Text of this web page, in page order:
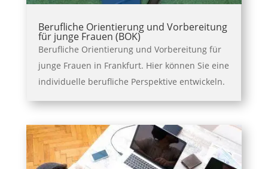
Berufliche Orientierung und Vorbereitung
für junge Frauen (BOK)
Berufliche Orientierung und Vorbereitung für
junge Frauen in Frankfurt. Hier können Sie eine
individuelle berufliche Perspektive entwickeln.